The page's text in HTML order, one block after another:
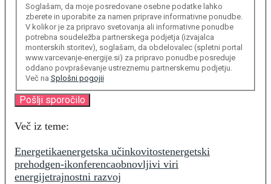
Soglašam, da moje posredovane osebne podatke lahko
zberete in uporabite za namen priprave informativne ponudbe.
V kolikor je za pripravo svetovanja ali informativne ponudbe
potrebna soudeležba partnerskega podjetja (izvajalca
monterskih storitev), soglašam, da obdelovalec (spletni portal
www.varcevanje-energije.si) za pripravo ponudbe posreduje
oddano povpraševanje ustreznemu partnerskemu podjetju.
Več na Splošni pogojii
Več iz teme:
Energetikaenergetska učinkovitostenergetski
prehodgen-ikonferencaobnovljivi viri
energijetrajnostni razvoj